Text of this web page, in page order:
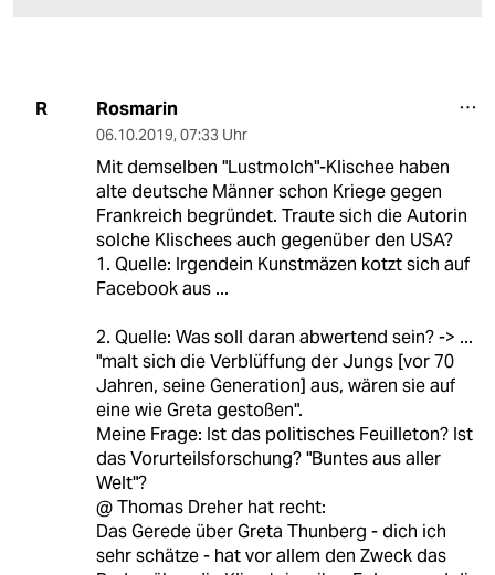
R Rosmarin
06.10.2019, 07:33 Uhr
Mit demselben "Lustmolch"-Klischee haben
alte deutsche Männer schon Kriege gegen
Frankreich begründet. Traute sich die Autorin
solche Klischees auch gegenüber den USA?
1. Quelle: Irgendein Kunstmäzen kotzt sich auf
Facebook aus ...
2. Quelle: Was soll daran abwertend sein? -> ...
"malt sich die Verblüffung der Jungs [vor 70
Jahren, seine Generation] aus, wären sie auf
eine wie Greta gestoßen".
Meine Frage: Ist das politisches Feuilleton? Ist
das Vorurteilsforschung? "Buntes aus aller
Welt"?
@ Thomas Dreher hat recht:
Das Gerede über Greta Thunberg - dich ich
sehr schätze - hat vor allem den Zweck das